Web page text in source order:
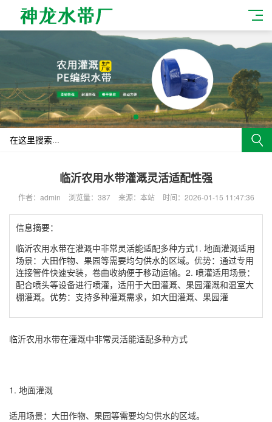
临沂农用水带灌溉灵活适配性强
作者：admin 浏览量：387 来源：本站 时间：2026-01-15 11:47:36
信息摘要：
临沂农用水带在灌溉中非常灵活能适配多种方式1. ‌地面灌溉‌‌适用
场景‌：大田作物、果园等需要均匀供水的区域。‌优势‌：通过专用
连接管件快速安装，卷曲收纳便于移动运输。2. ‌喷灌‌‌适用场景‌：
配合喷头等设备进行喷灌，适用于大田灌溉、果园灌溉和温室大
棚灌溉。‌优势‌：支持多种灌溉需求，如大田灌溉、果园灌
临沂农用水带在灌溉中非常灵活能适配多种方式
1. ‌地面灌溉‌
‌适用场景‌：大田作物、果园等需要均匀供水的区域。